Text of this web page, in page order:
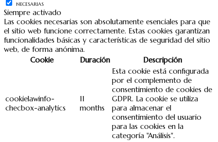
NECESARIAS
Siempre activado
Las cookies necesarias son absolutamente esenciales para que
el sitio web funcione correctamente. Estas cookies garantizan
funcionalidades básicas y características de seguridad del sitio
web, de forma anónima.
Cookie
Duración Descripción
cookielawinfo-
checbox-analytics
11
months
Esta cookie está configurada
por el complemento de
consentimiento de cookies de
GDPR. La cookie se utiliza
para almacenar el
consentimiento del usuario
para las cookies en la
categoría "Análisis".